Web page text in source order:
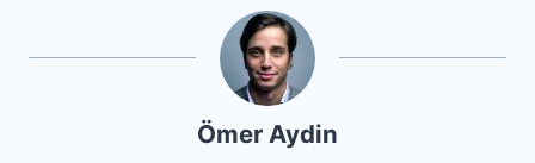
Ömer Aydin